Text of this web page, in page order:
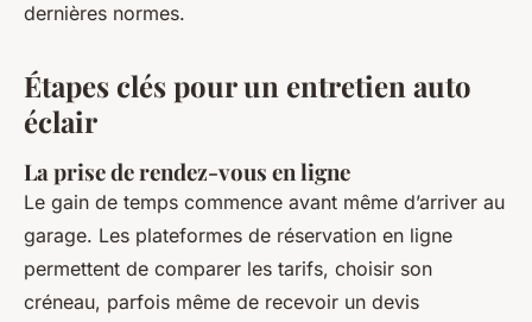
dernières normes.
Étapes clés pour un entretien auto
éclair
La prise de rendez-vous en ligne
Le gain de temps commence avant même d’arriver au
garage. Les plateformes de réservation en ligne
permettent de comparer les tarifs, choisir son
créneau, parfois même de recevoir un devis